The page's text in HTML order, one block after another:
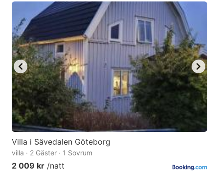
question
mark
key
to
get
the
keyboard
shortcuts
for
changing
dates.
question
mark
key
to
get
the
keyboard
shortcuts
for
Villa i Sävedalen Göteborg
villa · 2 Gäster · 1 Sovrum
2 009 kr /natt